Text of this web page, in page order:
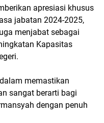
apresiasi khusus
jabatan 2024-2025,
menjabat sebagai
Kapasitas
memastikan
sangat berarti bagi
dengan penuh